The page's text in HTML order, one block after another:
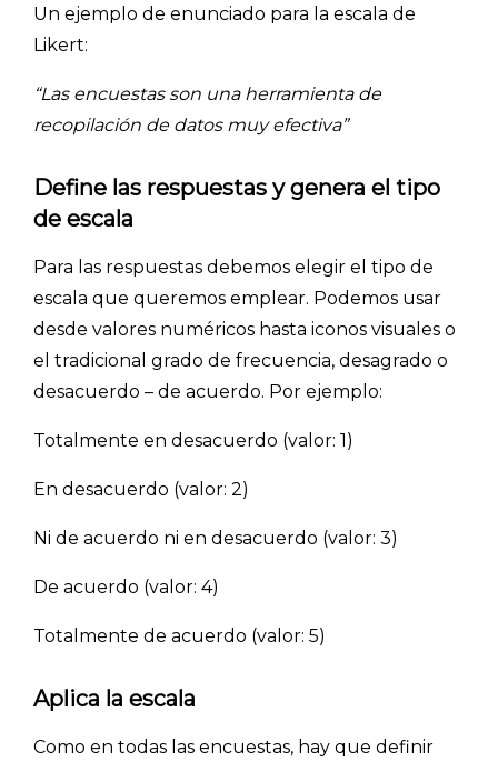
Explorar categorías:
- Encuesta.com
- Encuestas de NPS
- Inteligencia artificial
- Investigación de mercados
Un ejemplo de enunciado para la escala de
Likert:
“Las encuestas son una herramienta de
recopilación de datos muy efectiva”
Define las respuestas y genera el tipo
de escala
Para las respuestas debemos elegir el tipo de
escala que queremos emplear. Podemos usar
desde valores numéricos hasta iconos visuales o
el tradicional grado de frecuencia, desagrado o
desacuerdo – de acuerdo. Por ejemplo:
Totalmente en desacuerdo (valor: 1)
En desacuerdo (valor: 2)
Ni de acuerdo ni en desacuerdo (valor: 3)
De acuerdo (valor: 4)
Totalmente de acuerdo (valor: 5)
Aplica la escala
Como en todas las encuestas, hay que definir